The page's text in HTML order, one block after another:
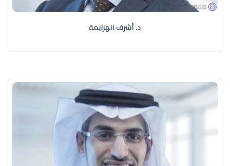
د. أشرف الهزايمة